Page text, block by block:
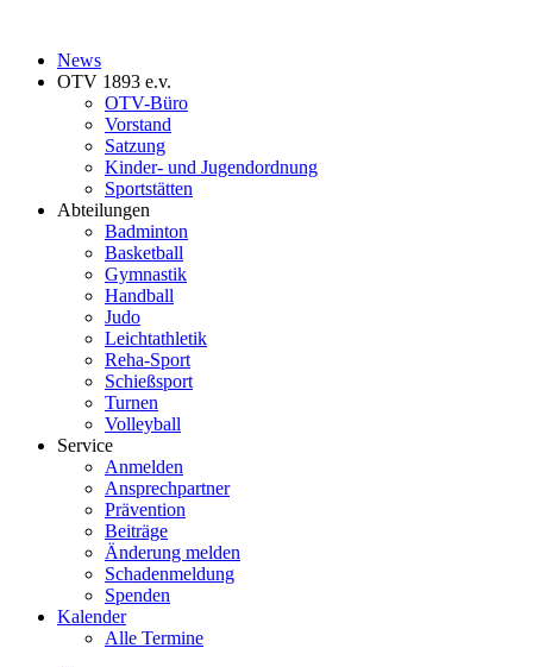
News
OTV 1893 e.v.
OTV-Büro
Vorstand
Satzung
Kinder- und Jugendordnung
Sportstätten
Abteilungen
Badminton
Basketball
Gymnastik
Handball
Judo
Leichtathletik
Reha-Sport
Schießsport
Turnen
Volleyball
Service
Anmelden
Ansprechpartner
Prävention
Beiträge
Änderung melden
Schadenmeldung
Spenden
Kalender
Alle Termine